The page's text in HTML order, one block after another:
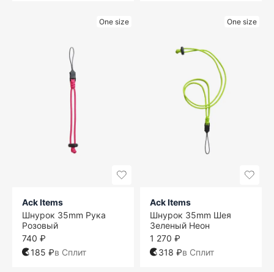
One size
Ack Items
Шнурок 35mm Рука
Розовый
740 ₽
185 ₽в Сплит
One size
Ack Items
Шнурок 35mm Шея
Зеленый Неон
1 270 ₽
318 ₽в Сплит